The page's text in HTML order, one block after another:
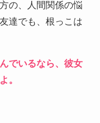
の、人間関係の悩
達でも、根っこは
でいるなら、彼女
。